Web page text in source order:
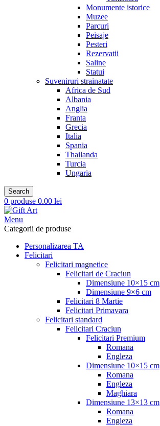
Monumente istorice
Muzee
Parcuri
Peisaje
Pesteri
Rezervatii
Saline
Statui
Suveniruri strainatate
Africa de Sud
Albania
Anglia
Franta
Grecia
Italia
Spania
Thailanda
Turcia
Ungaria
Search
0 produse 0.00 lei
Menu
Categorii de produse
Personalizarea TA
Felicitari
Felicitari magnetice
Felicitari de Craciun
Dimensiune 10×15 cm
Dimensiune 9×6 cm
Felicitari 8 Martie
Felicitari Primavara
Felicitari standard
Felicitari Craciun
Felicitari Premium
Romana
Engleza
Dimensiune 10×15 cm
Romana
Engleza
Maghiara
Dimensiune 13×13 cm
Romana
Engleza